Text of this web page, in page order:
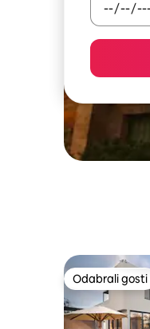
Odabrali gosti
Odabrali gosti